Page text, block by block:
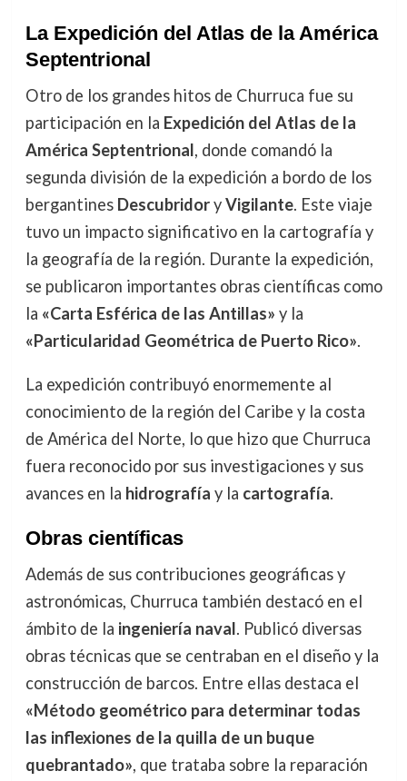
La Expedición del Atlas de la América
Septentrional
Otro de los grandes hitos de Churruca fue su
participación en la Expedición del Atlas de la
América Septentrional, donde comandó la
segunda división de la expedición a bordo de los
bergantines DescubridoryVigilante. Este viaje
tuvo un impacto significativo en la cartografía y
la geografía de la región. Durante la expedición,
se publicaron importantes obras científicas como
la «Carta Esférica de las Antillas» y la
«Particularidad Geométrica de Puerto Rico».
La expedición contribuyó enormemente al
conocimiento de la región del Caribe y la costa
de América del Norte, lo que hizo que Churruca
fuera reconocido por sus investigaciones y sus
avances en la hidrografía y la cartografía.
Obras científicas
Además de sus contribuciones geográficas y
astronómicas, Churruca también destacó en el
ámbito de la ingeniería naval. Publicó diversas
obras técnicas que se centraban en el diseño y la
construcción de barcos. Entre ellas destaca el
«Método geométrico para determinar todas
las inflexiones de la quilla de un buque
quebrantado», que trataba sobre la reparación